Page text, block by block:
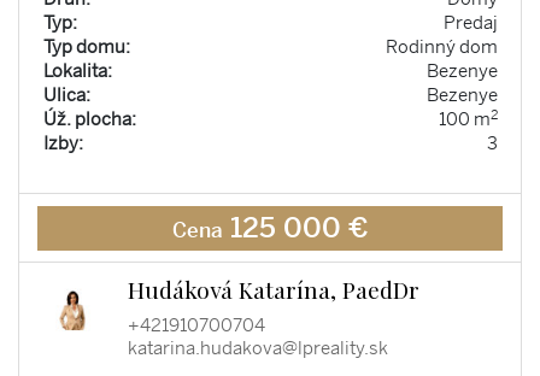
Typ:
Predaj
Typ domu:
Rodinný dom
Lokalita:
Bezenye
Ulica:
Bezenye
Úž. plocha:
100 m2
Izby: 3
Cena 125 000 €
Hudáková Katarína, PaedDr
+421910700704
katarina.hudakova@lpreality.sk